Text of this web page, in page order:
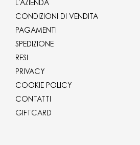
L'AZIENDA
CONDIZIONI DI VENDITA
PAGAMENTI
SPEDIZIONE
RESI
PRIVACY
COOKIE POLICY
CONTATTI
GIFTCARD